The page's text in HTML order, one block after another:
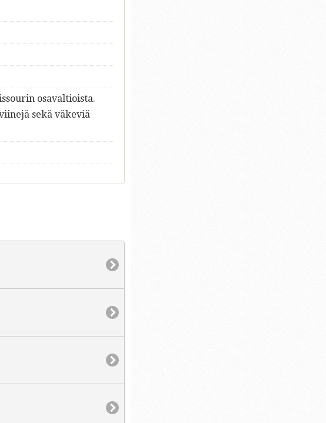
osavaltioista.
sekä väkeviä